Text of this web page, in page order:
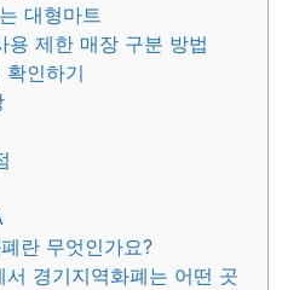
대형마트
용 제한 매장 구분 방법
인하기
란 무엇인가요?
서 경기지역화폐는 어떤 곳